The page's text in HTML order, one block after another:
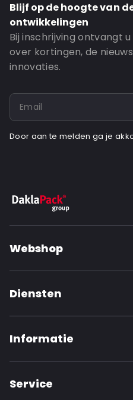
Blijf op de hoogte van
ontwikkelingen
Bij inschrijving ontvangt
over kortingen, de
innovaties.
Door aan te melden ga je
Webshop
Diensten
Informatie
Service